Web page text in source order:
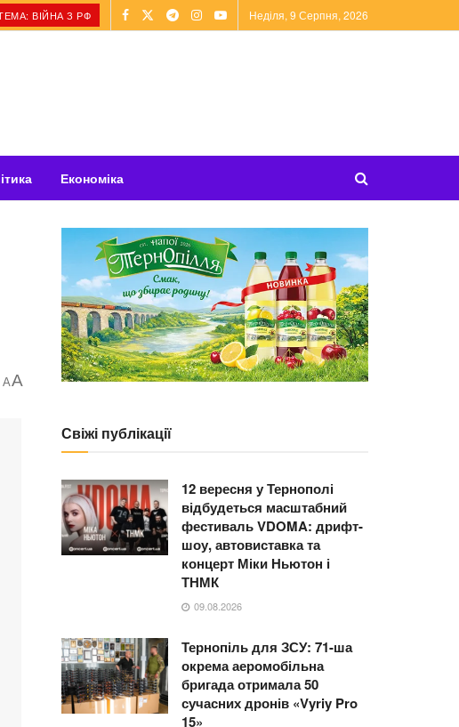
ВІЙНА З РФ Неділя, 9 Серпня, 2026
Економіка
AA
Свіжі публікації
12 вересня у Тернополі
відбудеться масштабний
фестиваль VDOMA: дрифт-
шоу, автовиставка та
концерт Міки Ньютон і
ТНМК
09.08.2026
Тернопіль для ЗСУ: 71-ша
окрема аеромобільна
бригада отримала 50
сучасних дронів «Vyriy Pro
15»